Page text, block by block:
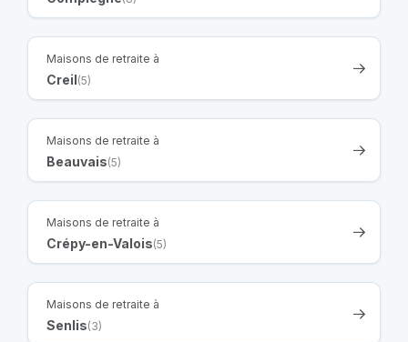
Maisons de retraite à
Creil (5)
Maisons de retraite à
Beauvais(5)
Maisons de retraite à
Crépy-en-Valois(5)
Maisons de retraite à
Senlis(3)